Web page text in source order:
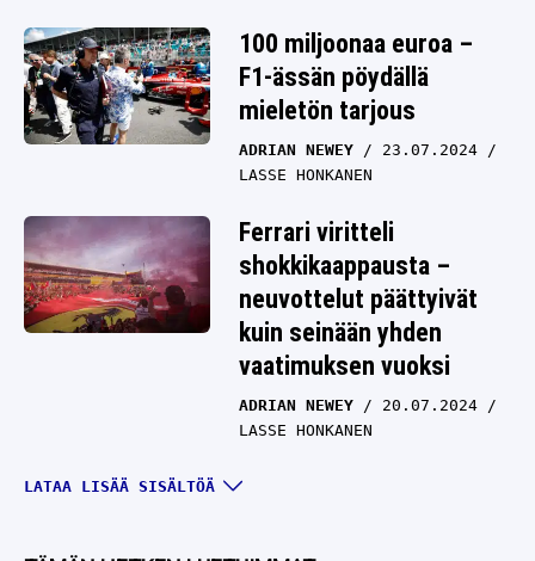
100 miljoonaa euroa –
F1-ässän pöydällä
mieletön tarjous
ADRIAN NEWEY
23.07.2024
LASSE HONKANEN
Ferrari viritteli
shokkikaappausta –
neuvottelut päättyivät
kuin seinään yhden
vaatimuksen vuoksi
ADRIAN NEWEY
20.07.2024
LASSE HONKANEN
Tekeekö Ferrari
sarjassa? Asiantuntija
LATAA LISÄÄ SISÄLTÖÄ